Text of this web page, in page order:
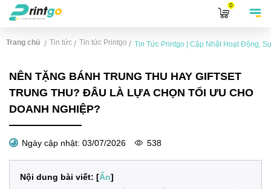
0
Trang chủ / Tin tức / Tin tức Printgo / Tin Tức Printgo | Cập Nhật Hoạt Động,
NÊN TẶNG BÁNH TRUNG THU HAY GIFTSET
TRUNG THU? ĐÂU LÀ LỰA CHỌN TỐI ƯU CHO
DOANH NGHIỆP?
Ngày cập nhật: 03/07/2026 538
Nội dung bài viết: [Ẩn]